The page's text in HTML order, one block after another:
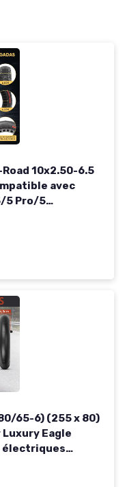
10x2.50-6.5
avec
5 Pro/5
Max
65-6) (255 x 80)
Eagle
électriques
à air) 1